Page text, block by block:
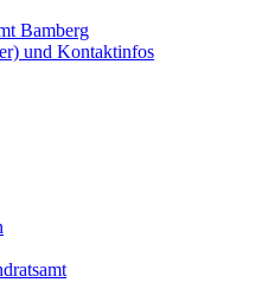
Bamberg
und Kontaktinfos